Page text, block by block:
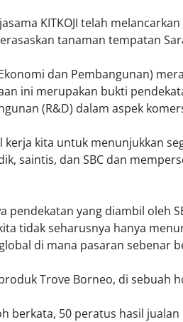
KITKOJI telah
tanaman tempatan
dan Pembangunan)
ini merupakan bukti
(R&D) dalam aspek
kita untuk menunjukkan
saintis, dan SBC dan
pendekatan yang diambil oleh
tidak seharusnya hanya
di mana pasaran sebenar
Trove Borneo, di sebuah
berkata, 50 peratus hasil